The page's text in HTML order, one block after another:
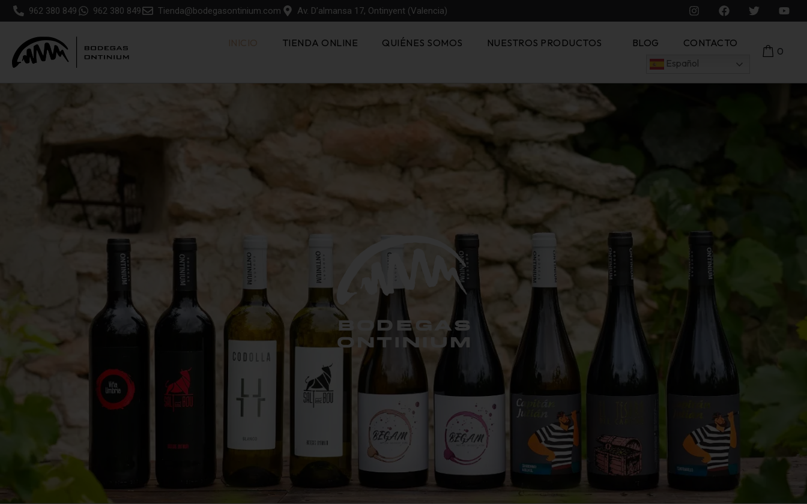
962 380 849 962 380 849 Tienda@bodegasontinium.com Av. D’almansa 17, Ontinyent (Valencia)
TIENDA ONLINE QUIÉNES SOMOS NUESTROS PRODUCTOS BLOG
CONTACTO
Español
0